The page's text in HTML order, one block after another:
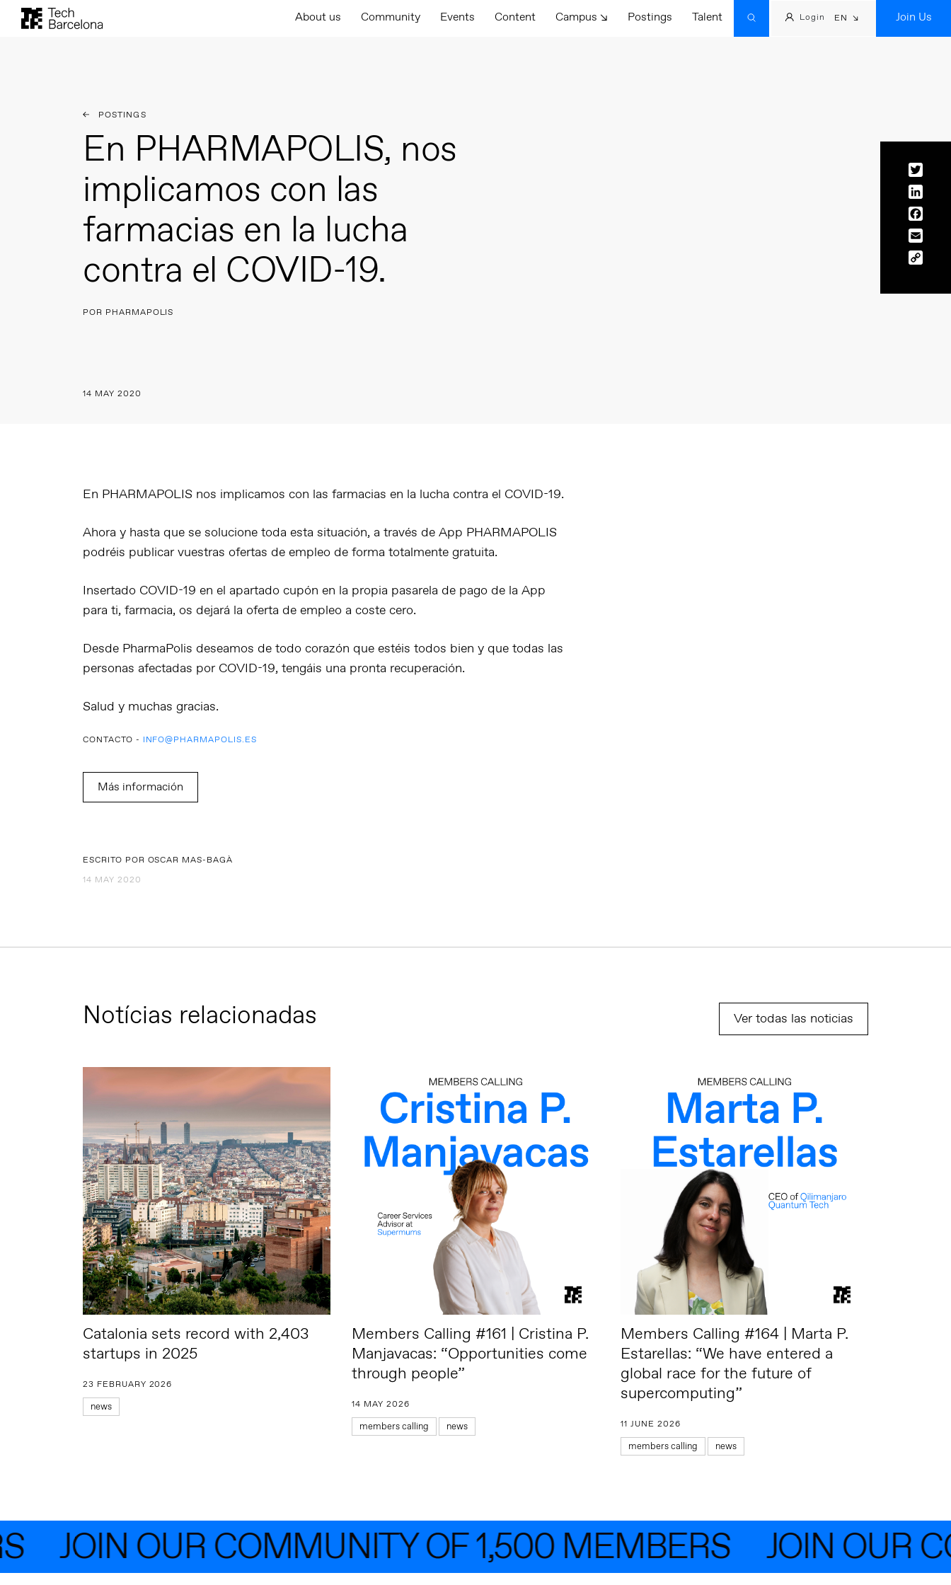
About us Community Events Content Campus ↘ Postings Talent Login EN Join Us
POSTINGS
En PHARMAPOLIS, nos
implicamos con las
farmacias en la lucha
contra el COVID-19.
POR PHARMAPOLIS
14 MAY 2020
En PHARMAPOLIS nos implicamos con las farmacias en la lucha contra el COVID-19.
Ahora y hasta que se solucione toda esta situación, a través de App PHARMAPOLIS
podréis publicar vuestras ofertas de empleo de forma totalmente gratuita.
Insertado COVID-19 en el apartado cupón en la propia pasarela de pago de la App
para ti, farmacia, os dejará la oferta de empleo a coste cero.
Desde PharmaPolis deseamos de todo corazón que estéis todos bien y que todas las
personas afectadas por COVID-19, tengáis una pronta recuperación.
Salud y muchas gracias.
CONTACTO - INFO@PHARMAPOLIS.ES
Más información
ESCRITO POR OSCAR MAS-BAGÀ
14 MAY 2020
Notícias relacionadas Ver todas las noticias
Catalonia sets record with 2,403
startups in 2025
23 FEBRUARY 2026
news
Members Calling #161 | Cristina P.
Manjavacas: “Opportunities come
through people”
14 MAY 2026
members calling news
Members Calling #164 | Marta P.
Estarellas: “We have entered a
global race for the future of
supercomputing”
11 JUNE 2026
members calling news
JOIN OUR COMMUNITY OF 1,500 MEMBERS JOIN OUR